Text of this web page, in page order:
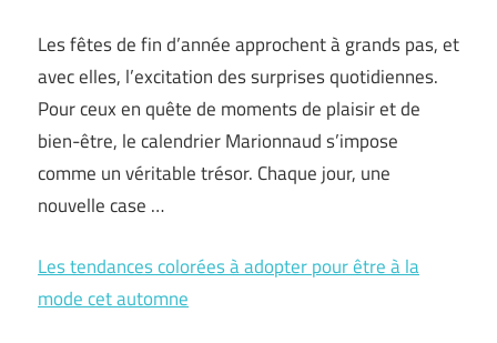
Les fêtes de fin d’année approchent à grands pas, et
avec elles, l’excitation des surprises quotidiennes.
Pour ceux en quête de moments de plaisir et de
bien-être, le calendrier Marionnaud s’impose
comme un véritable trésor. Chaque jour, une
nouvelle case …
Les tendances colorées à adopter pour être à la
mode cet automne